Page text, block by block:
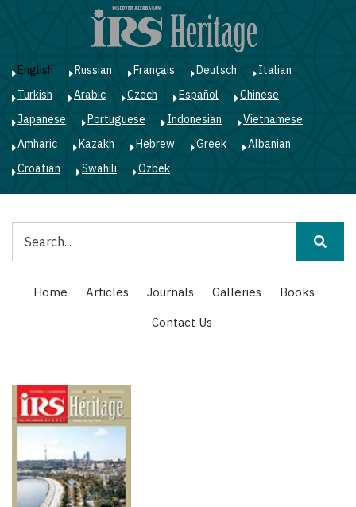
English Russian Français Deutsch
Italian
Turkish
Arabic Czech Español
Chinese
Japanese
Portuguese Indonesian
Vietnamese
Amharic
Kazakh Hebrew Greek
Albanian
Croatian
Swahili Ozbek
Main
navigation
Home Articles Journals Galleries
Books
Contact Us